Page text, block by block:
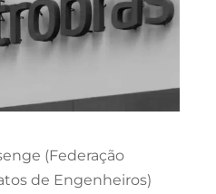
(Federação
de Engenheiros)